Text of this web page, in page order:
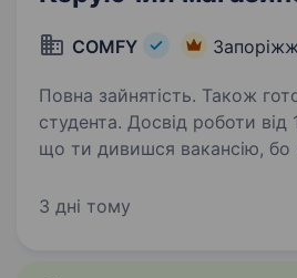
COMFY
Повна зайнятість. Також
студента. Досвід роботи від 1
що ти дивишся вакансію,
підійдеш, якщо: розумієш, як збирати команду
3 дні тому